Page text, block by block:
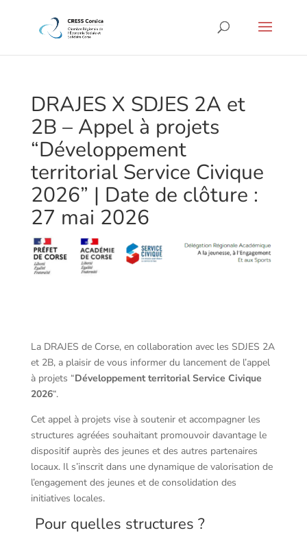
DRAJES X SDJES 2A et
2B – Appel à projets
“Développement
territorial Service Civique
2026” | Date de clôture :
27 mai 2026
La DRAJES de Corse, en collaboration avec les SDJES 2A
et 2B, a plaisir de vous informer du lancement de l’appel
à projets “Développement territorial Service Civique
2026“.
Cet appel à projets vise à soutenir et accompagner les
structures agréées souhaitant promouvoir davantage le
dispositif auprès des jeunes et des autres partenaires
locaux. Il s’inscrit dans une dynamique de valorisation de
l’engagement des jeunes et de consolidation des
initiatives locales.
Pour quelles structures ?